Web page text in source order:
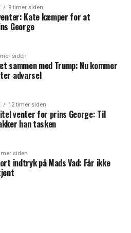
9 timer siden
Kate kæmper for at
George
siden
sammen med Trump: Nu kommer
advarsel
12 timer siden
venter for prins George: Til
han tasken
siden
indtryk på Mads Vad: Får ikke